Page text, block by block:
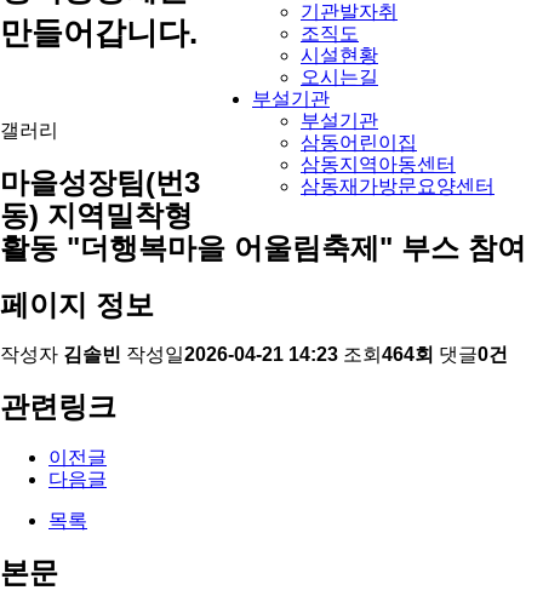
기관발자취
조직도
시설현황
오시는길
부설기관
부설기관
삼동어린이집
삼동지역아동센터
삼동재가방문요양센터
만들어갑니다.
갤러리
마을성장팀(번3
동) 지역밀착형
활동 "더행복마을 어울림축제" 부스 참여
페이지 정보
작성자 김솔빈 작성일2026-04-21 14:23 조회 464회 댓글0건
관련링크
이전글
다음글
목록
본문